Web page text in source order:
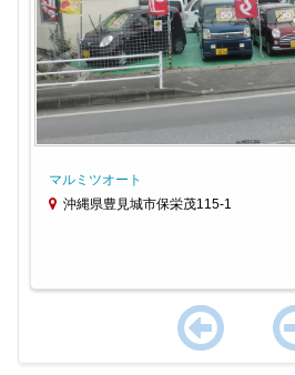
マルミツオート
沖縄県豊見城市保栄茂115-1